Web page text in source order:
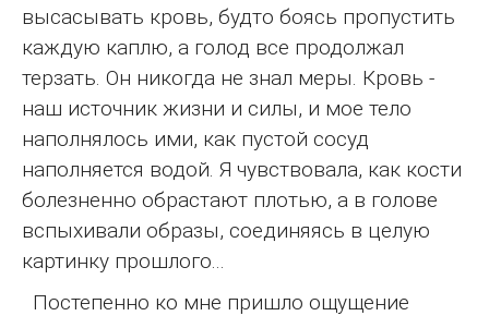
высасывать кровь, будто боясь пропустить
каждую каплю, а голод все продолжал
терзать. Он никогда не знал меры. Кровь -
наш источник жизни и силы, и мое тело
наполнялось ими, как пустой сосуд
наполняется водой. Я чувствовала, как кости
болезненно обрастают плотью, а в голове
вспыхивали образы, соединяясь в целую
картинку прошлого...
Постепенно ко мне пришло ощущение